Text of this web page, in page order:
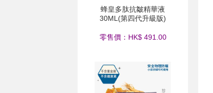
蜂皇多肽抗皺精華液
30ML(第四代升級版)
零售價：HK$ 491.00